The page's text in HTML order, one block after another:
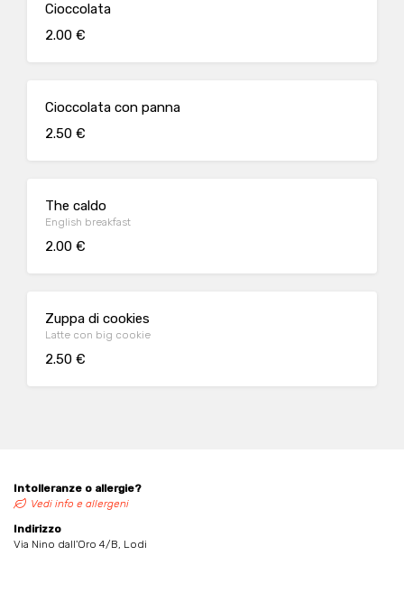
Cioccolata
2.00 €
Cioccolata con panna
2.50 €
The caldo
English breakfast
2.00 €
Zuppa di cookies
Latte con big cookie
2.50 €
Intolleranze o allergie?
Vedi info e allergeni
Indirizzo
Via Nino dall'Oro 4/B, Lodi